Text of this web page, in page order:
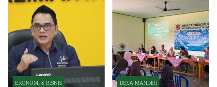
EKONOMI & BISNIS DESA MANDIRI